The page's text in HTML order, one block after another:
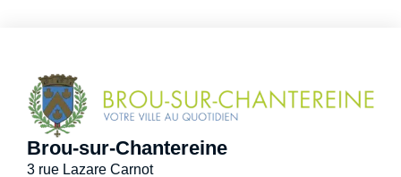
Brou-sur-Chantereine
3 rue Lazare Carnot